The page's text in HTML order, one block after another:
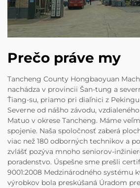
Prečo práve my
Tancheng County Hongbaoyuan
nachádza v provincii Šan-tung a
Ťiang-su, priamo pri diaľnici z
Severne od nášho závodu,
Matuo v okrese Tancheng. Máme
spojenie. Naša spoločnosť zaberá
viac než 180 odborných technikov a
zvlášť pozýva mnoho seniorov-
poradenstvo. Úspešne sme prešli
9001:2008 Medzinárodného systému
výrobkov bola preskúšaná Úradom